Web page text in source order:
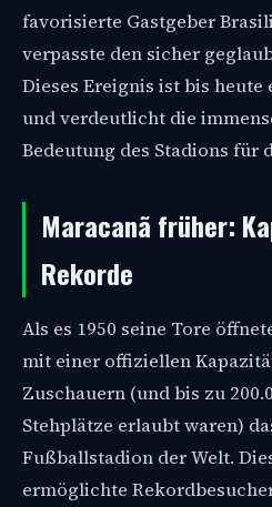
favorisierte Gastgeber
verpasste den sicher
Dieses Ereignis ist bis
und verdeutlicht die
Bedeutung des Stadions für
Maracanã früher:
Rekorde
Als es 1950 seine Tore
mit einer offiziellen
Zuschauern (und bis zu
Stehplätze erlaubt waren)
Fußballstadion der Welt.
ermöglichte